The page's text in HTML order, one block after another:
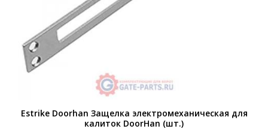
Estrike Doorhan Защелка электромеханическая для
калиток DoorHan (шт.)